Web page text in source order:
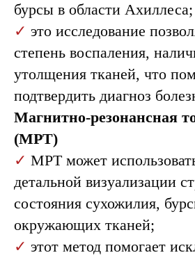
бурсы в области Ахиллеса;
✓ это исследование
степень воспаления,
утолщения тканей, что
подтвердить диагноз
Магнитно-резонансная
(МРТ)
✓ МРТ может
детальной визуализации
состояния сухожилия,
окружающих тканей;
✓ этот метод помогает